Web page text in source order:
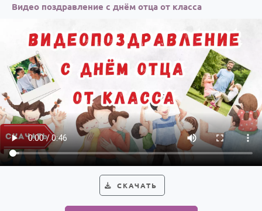
С Днем рождения
Свадьба
Годовщина свадьбы
Календарь праздников
КОМУ
Женщине
Мужчине
Видео поздравление с днём отца от класса
СКАЧАТЬ